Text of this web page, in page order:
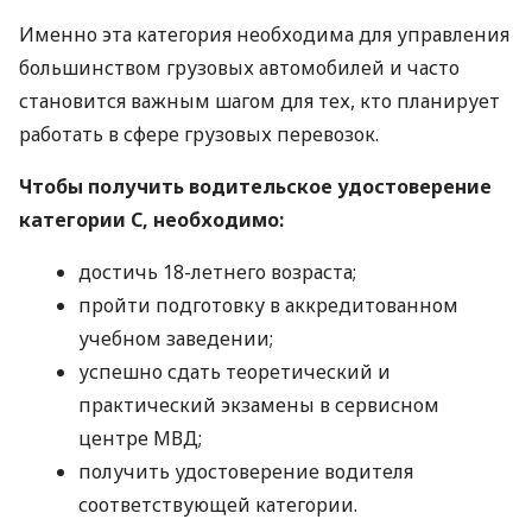
Именно эта категория необходима для управления
большинством грузовых автомобилей и часто
становится важным шагом для тех, кто планирует
работать в сфере грузовых перевозок.
Чтобы получить водительское удостоверение
категории С, необходимо:
достичь 18-летнего возраста;
пройти подготовку в аккредитованном
учебном заведении;
успешно сдать теоретический и
практический экзамены в сервисном
центре МВД;
получить удостоверение водителя
соответствующей категории.